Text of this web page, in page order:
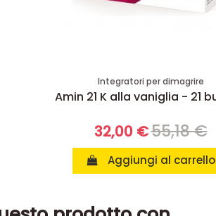
Integratori per dimagrire
32,00 €55,18 €
Aggiungi al carrello